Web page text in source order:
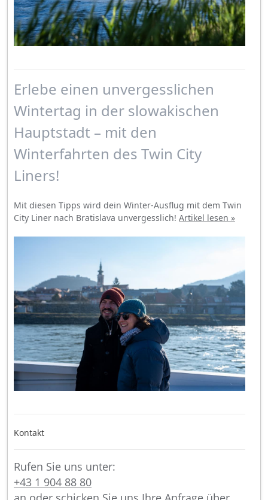
Erlebe einen unvergesslichen
Wintertag in der slowakischen
Hauptstadt – mit den
Winterfahrten des Twin City
Liners!
Mit diesen Tipps wird dein Winter-Ausflug mit dem Twin
City Liner nach Bratislava unvergesslich! Artikel lesen »
Kontakt
Rufen Sie uns unter:
+43 1 904 88 80